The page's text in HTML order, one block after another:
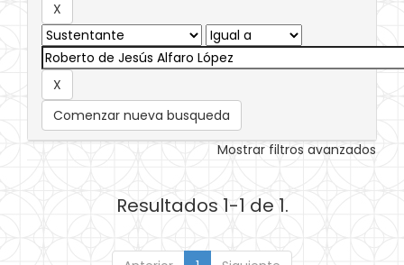
Comenzar nueva busqueda
Mostrar filtros avanzados
Resultados 1-1 de 1.